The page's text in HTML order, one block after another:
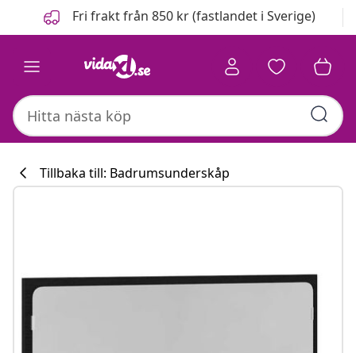
FöregåendeFri frakt från 850 kr (fastlandet i Sverige)
Tillbaka till: Badrumsunderskåp